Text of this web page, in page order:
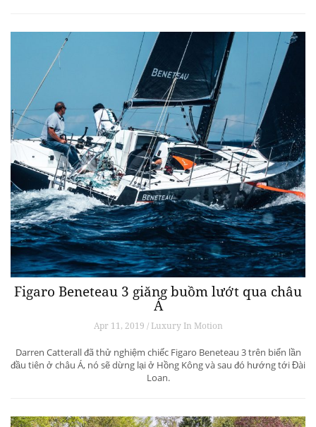
Figaro Beneteau 3 giăng buồm lướt qua châu
Á
Apr 11, 2019 / Luxury In Motion
Darren Catterall đã thử nghiệm chiếc Figaro Beneteau 3 trên biển lần
đầu tiên ở châu Á, nó sẽ dừng lại ở Hồng Kông và sau đó hướng tới Đài
Loan.